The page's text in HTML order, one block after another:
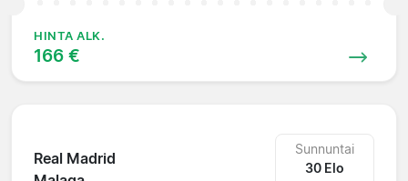
HINTA ALK.
166 €
Real Madrid
Sunnuntai
30 Elo